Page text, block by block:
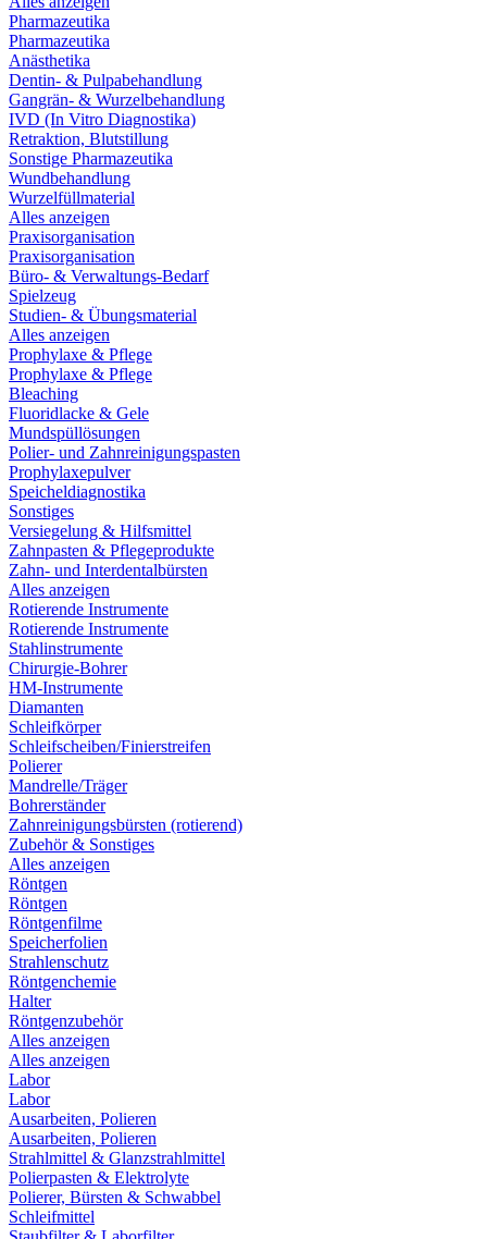
Pharmazeutika
Pharmazeutika
Anästhetika
Dentin- & Pulpabehandlung
Gangrän- & Wurzelbehandlung
IVD (In Vitro Diagnostika)
Retraktion, Blutstillung
Sonstige Pharmazeutika
Wundbehandlung
Wurzelfüllmaterial
Alles anzeigen
Praxisorganisation
Praxisorganisation
Büro- & Verwaltungs-Bedarf
Spielzeug
Studien- & Übungsmaterial
Alles anzeigen
Prophylaxe & Pflege
Prophylaxe & Pflege
Bleaching
Fluoridlacke & Gele
Mundspüllösungen
Polier- und Zahnreinigungspasten
Prophylaxepulver
Speicheldiagnostika
Sonstiges
Versiegelung & Hilfsmittel
Zahnpasten & Pflegeprodukte
Zahn- und Interdentalbürsten
Alles anzeigen
Rotierende Instrumente
Rotierende Instrumente
Stahlinstrumente
Chirurgie-Bohrer
HM-Instrumente
Diamanten
Schleifkörper
Schleifscheiben/Finierstreifen
Polierer
Mandrelle/Träger
Bohrerständer
Zahnreinigungsbürsten (rotierend)
Zubehör & Sonstiges
Alles anzeigen
Röntgen
Röntgen
Röntgenfilme
Speicherfolien
Strahlenschutz
Röntgenchemie
Halter
Röntgenzubehör
Alles anzeigen
Alles anzeigen
Labor
Labor
Ausarbeiten, Polieren
Ausarbeiten, Polieren
Strahlmittel & Glanzstrahlmittel
Polierpasten & Elektrolyte
Polierer, Bürsten & Schwabbel
Schleifmittel